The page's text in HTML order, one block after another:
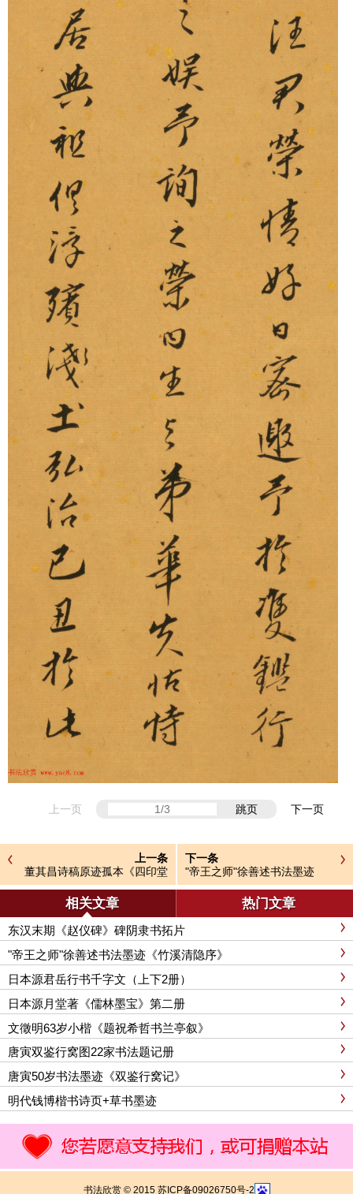
上一页 跳页 下一页
上一条
董其昌诗稿原迹孤本《四印堂
诗稿》
下一条
"帝王之师"徐善述书法墨迹
《竹溪清隐序》
相关文章 热门文章
东汉末期《赵仪碑》碑阴隶书拓片
"帝王之师"徐善述书法墨迹《竹溪清隐序》
日本源君岳行书千字文（上下2册）
日本源月堂著《儒林墨宝》第二册
文徵明63岁小楷《题祝希哲书兰亭叙》
唐寅双鉴行窝图22家书法题记册
唐寅50岁书法墨迹《双鉴行窝记》
明代钱博楷书诗页+草书墨迹
书法欣赏 © 2015 苏ICP备09026750号-2